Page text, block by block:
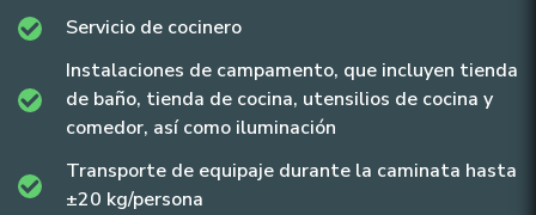
Servicio de cocinero
Instalaciones de campamento, que incluyen tienda
de baño, tienda de cocina, utensilios de cocina y
comedor, así como iluminación
Transporte de equipaje durante la caminata hasta
±20 kg/persona